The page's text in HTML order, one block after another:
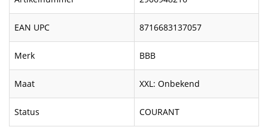
EAN UPC 8716683137057
Merk BBB
Maat XXL: Onbekend
Status COURANT